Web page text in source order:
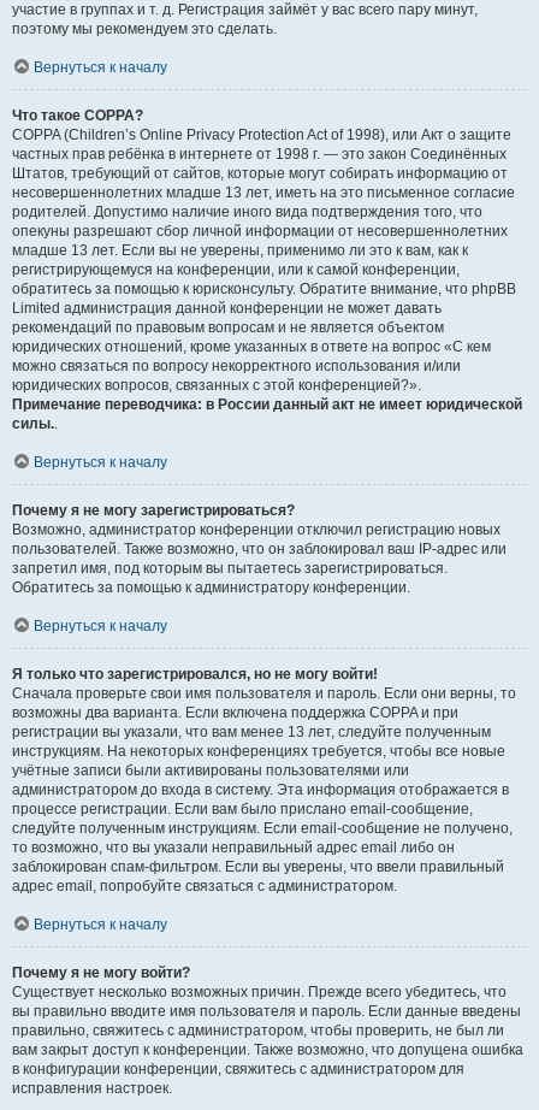
участие в группах и т. д. Регистрация займёт у вас всего пару минут,
поэтому мы рекомендуем это сделать.
Вернуться к началу
Что такое COPPA?
COPPA (Children’s Online Privacy Protection Act of 1998), или Акт о защите
частных прав ребёнка в интернете от 1998 г. — это закон Соединённых
Штатов, требующий от сайтов, которые могут собирать информацию от
несовершеннолетних младше 13 лет, иметь на это письменное согласие
родителей. Допустимо наличие иного вида подтверждения того, что
опекуны разрешают сбор личной информации от несовершеннолетних
младше 13 лет. Если вы не уверены, применимо ли это к вам, как к
регистрирующемуся на конференции, или к самой конференции,
обратитесь за помощью к юрисконсульту. Обратите внимание, что phpBB
Limited администрация данной конференции не может давать
рекомендаций по правовым вопросам и не является объектом
юридических отношений, кроме указанных в ответе на вопрос «С кем
можно связаться по вопросу некорректного использования и/или
юридических вопросов, связанных с этой конференцией?».
Примечание переводчика: в России данный акт не имеет юридической
силы..
Вернуться к началу
Почему я не могу зарегистрироваться?
Возможно, администратор конференции отключил регистрацию новых
пользователей. Также возможно, что он заблокировал ваш IP-адрес или
запретил имя, под которым вы пытаетесь зарегистрироваться.
Обратитесь за помощью к администратору конференции.
Вернуться к началу
Я только что зарегистрировался, но не могу войти!
Сначала проверьте свои имя пользователя и пароль. Если они верны, то
возможны два варианта. Если включена поддержка COPPA и при
регистрации вы указали, что вам менее 13 лет, следуйте полученным
инструкциям. На некоторых конференциях требуется, чтобы все новые
учётные записи были активированы пользователями или
администратором до входа в систему. Эта информация отображается в
процессе регистрации. Если вам было прислано email-сообщение,
следуйте полученным инструкциям. Если email-сообщение не получено,
то возможно, что вы указали неправильный адрес email либо он
заблокирован спам-фильтром. Если вы уверены, что ввели правильный
адрес email, попробуйте связаться с администратором.
Вернуться к началу
Почему я не могу войти?
Существует несколько возможных причин. Прежде всего убедитесь, что
вы правильно вводите имя пользователя и пароль. Если данные введены
правильно, свяжитесь с администратором, чтобы проверить, не был ли
вам закрыт доступ к конференции. Также возможно, что допущена ошибка
в конфигурации конференции, свяжитесь с администратором для
исправления настроек.